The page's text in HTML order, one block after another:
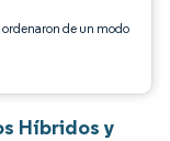
de un modo
Híbridos y